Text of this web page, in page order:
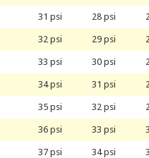
31 psi 28 psi
32 psi 29 psi
33 psi 30 psi
34 psi 31 psi
35 psi 32 psi
36 psi 33 psi
37 psi 34 psi